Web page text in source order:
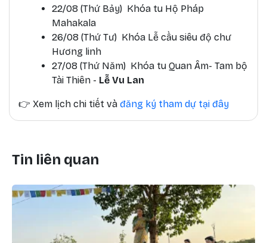
22/08 (Thứ Bảy) Khóa tu Hộ Pháp
Mahakala
26/08 (Thứ Tư) Khóa Lễ cầu siêu độ chư
Hương linh
27/08 (Thứ Năm) Khóa tu Quan Âm- Tam bộ
Tài Thiên - Lễ Vu Lan
👉 Xem lịch chi tiết và đăng ký tham dự tại đây
Tin liên quan